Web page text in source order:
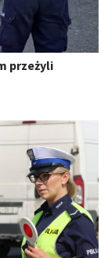
przeżyli